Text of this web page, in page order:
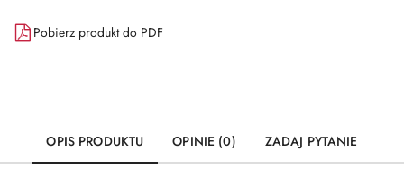
Pobierz produkt do PDF
OPIS PRODUKTU OPINIE (0) ZADAJ PYTANIE